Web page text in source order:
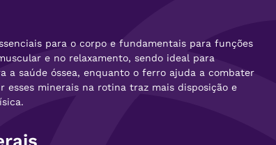
para o corpo e fundamentais para funções
e no relaxamento, sendo ideal para
a saúde óssea, enquanto o ferro ajuda a combater
esses minerais na rotina traz mais disposição e